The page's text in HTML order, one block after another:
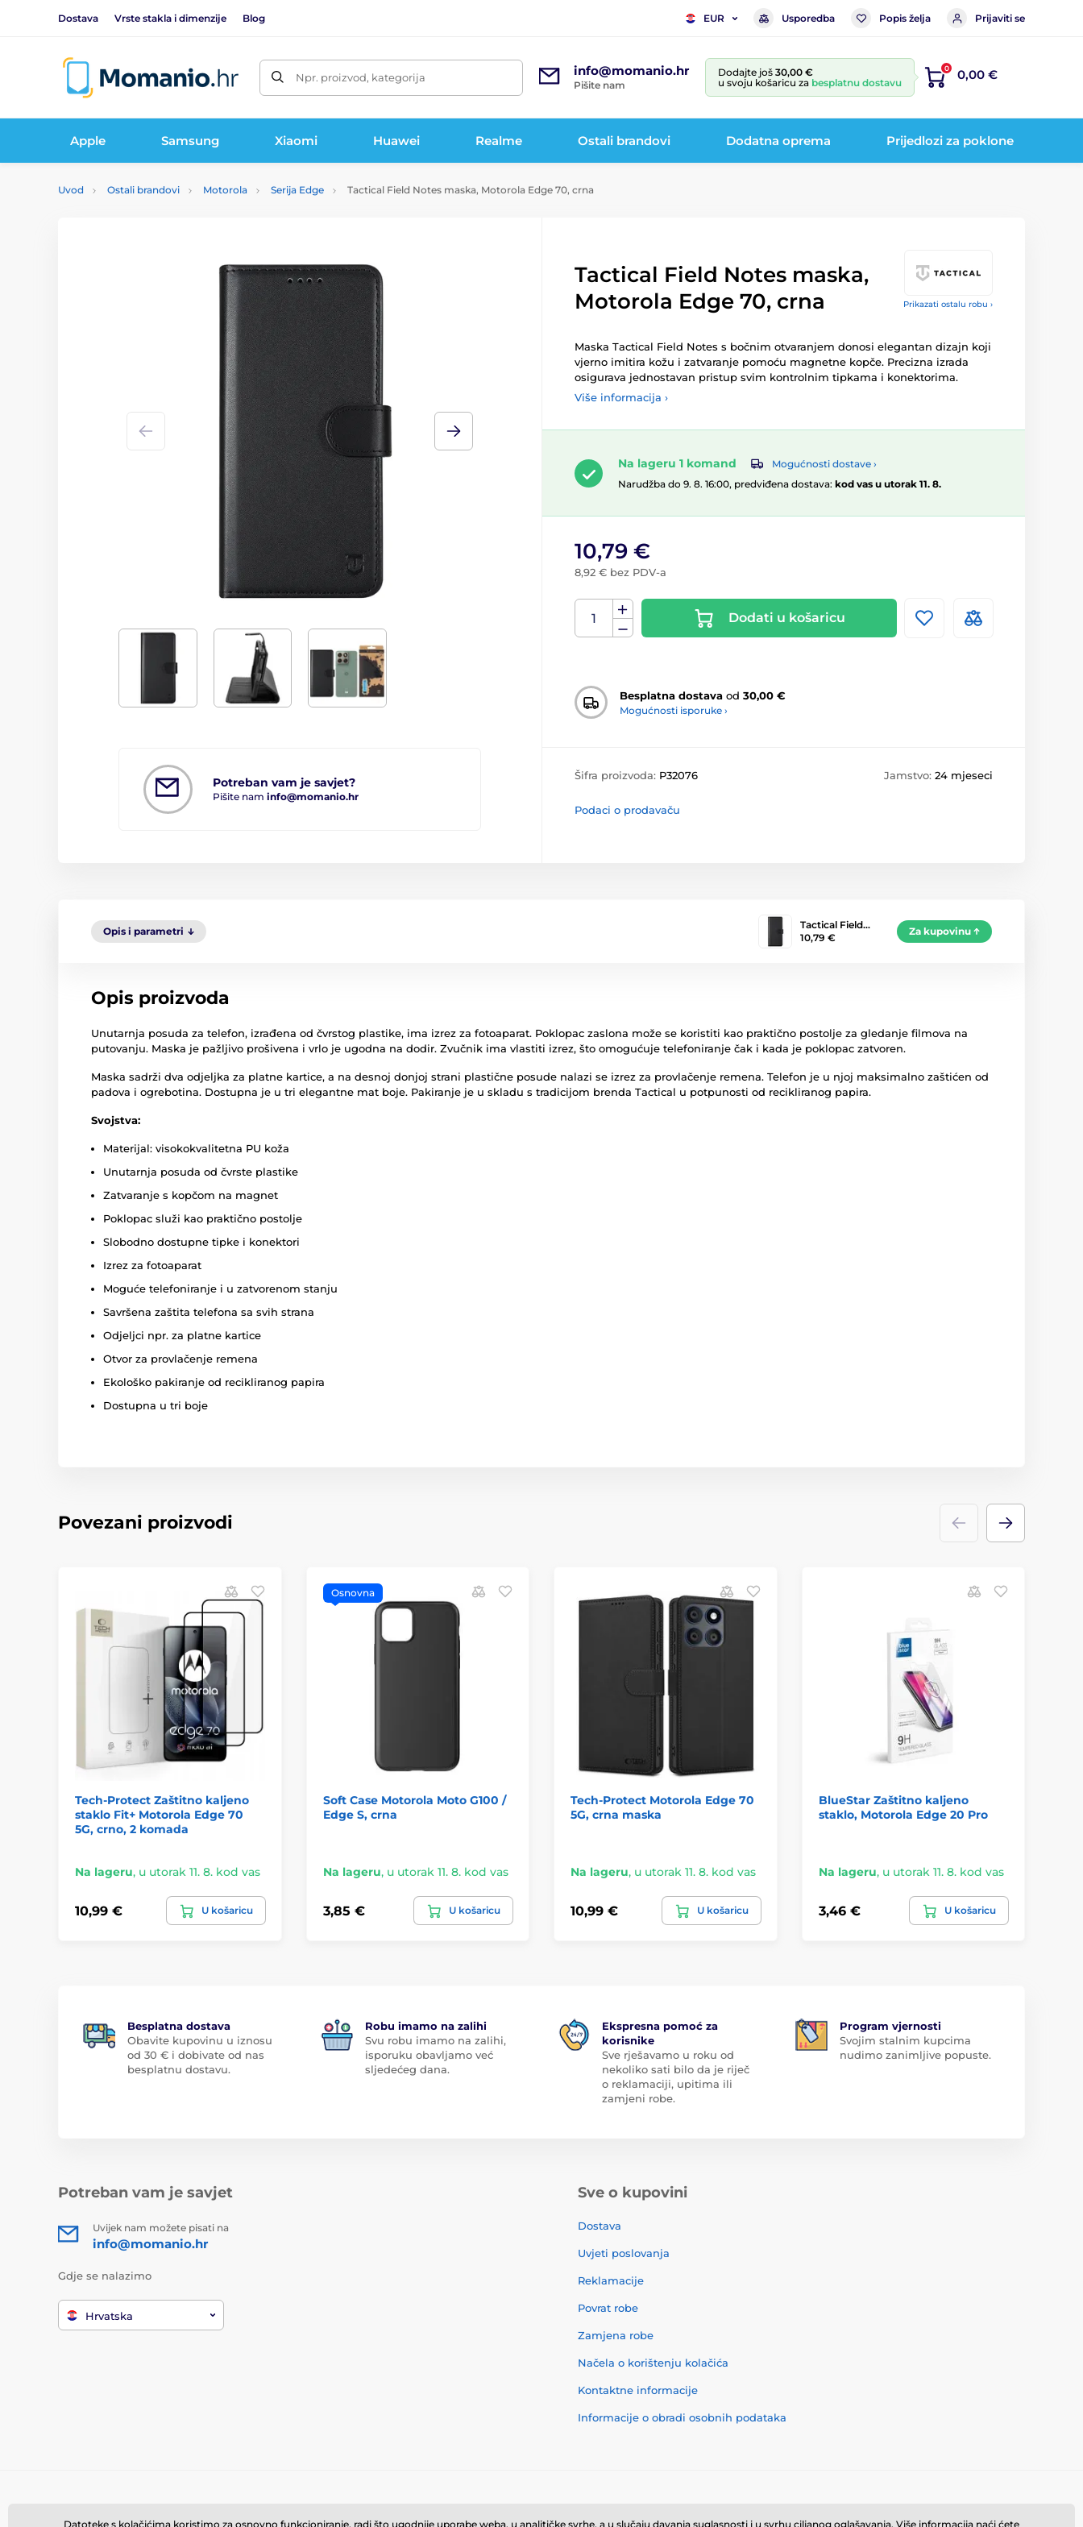
Dostava Vrste stakla i dimenzije Blog EUR Usporedba Popis želja Prijaviti se
Npr. proizvod, kategorija info@momanio.hr
Pišite nam
Dodajte još 30,00 €
u svoju košaricu za besplatnu dostavu
0 0,00 €
Apple Samsung Xiaomi Huawei Realme Ostali brandovi Dodatna oprema Prijedlozi za poklone
Uvod Ostali brandovi Motorola Serija Edge Tactical Field Notes maska, Motorola Edge 70, crna
Prikazati ostalu robu ›
Potreban vam je savjet?
Pišite nam info@momanio.hr
Tactical Field Notes maska,
Motorola Edge 70, crna
Maska Tactical Field Notes s bočnim otvaranjem donosi elegantan dizajn koji
vjerno imitira kožu i zatvaranje pomoću magnetne kopče. Precizna izrada
osigurava jednostavan pristup svim kontrolnim tipkama i konektorima.
Više informacija ›
Na lageru 1 komand
Mogućnosti dostave ›
Narudžba do 9. 8. 16:00, predviđena dostava: kod vas u utorak 11. 8.
10,79 €
8,92 € bez PDV-a
Dodati u košaricu
Besplatna dostava od 30,00 €
Mogućnosti isporuke ›
Šifra proizvoda: P32076 Jamstvo: 24 mjeseci
Podaci o prodavaču
Opis i parametri
Tactical Field…
10,79 €
Za kupovinu
Opis proizvoda
Unutarnja posuda za telefon, izrađena od čvrstog plastike, ima izrez za fotoaparat. Poklopac zaslona može se koristiti kao praktično postolje za gledanje filmova na
putovanju. Maska je pažljivo prošivena i vrlo je ugodna na dodir. Zvučnik ima vlastiti izrez, što omogućuje telefoniranje čak i kada je poklopac zatvoren.
Maska sadrži dva odjeljka za platne kartice, a na desnoj donjoj strani plastične posude nalazi se izrez za provlačenje remena. Telefon je u njoj maksimalno zaštićen od
padova i ogrebotina. Dostupna je u tri elegantne mat boje. Pakiranje je u skladu s tradicijom brenda Tactical u potpunosti od recikliranog papira.
Svojstva:
Materijal: visokokvalitetna PU koža
Unutarnja posuda od čvrste plastike
Zatvaranje s kopčom na magnet
Poklopac služi kao praktično postolje
Slobodno dostupne tipke i konektori
Izrez za fotoaparat
Moguće telefoniranje i u zatvorenom stanju
Savršena zaštita telefona sa svih strana
Odjeljci npr. za platne kartice
Otvor za provlačenje remena
Ekološko pakiranje od recikliranog papira
Dostupna u tri boje
Povezani proizvodi
Tech-Protect Zaštitno kaljeno
staklo Fit+ Motorola Edge 70
5G, crno, 2 komada
Na lageru, u utorak 11. 8. kod vas
10,99 € U košaricu
Osnovna
Soft Case Motorola Moto G100 /
Edge S, crna
Na lageru, u utorak 11. 8. kod vas
3,85 € U košaricu
Tech-Protect Motorola Edge 70
5G, crna maska
Na lageru, u utorak 11. 8. kod vas
10,99 € U košaricu
BlueStar Zaštitno kaljeno
staklo, Motorola Edge 20 Pro
Na lageru, u utorak 11. 8. kod vas
3,46 € U košaricu
Besplatna dostava
Obavite kupovinu u iznosu
od 30 € i dobivate od nas
besplatnu dostavu.
Robu imamo na zalihi
Svu robu imamo na zalihi,
isporuku obavljamo već
sljedećeg dana.
Ekspresna pomoć za
korisnike
Sve rješavamo u roku od
nekoliko sati bilo da je riječ
o reklamaciji, upitima ili
zamjeni robe.
Program vjernosti
Svojim stalnim kupcima
nudimo zanimljive popuste.
Potreban vam je savjet
Uvijek nam možete pisati na
info@momanio.hr
Gdje se nalazimo
Hrvatska
Sve o kupovini
Dostava
Uvjeti poslovanja
Reklamacije
Povrat robe
Zamjena robe
Načela o korištenju kolačića
Kontaktne informacije
Informacije o obradi osobnih podataka
Datoteke s kolačićima koristimo za osnovno funkcioniranje, radi što ugodnije uporabe weba, u analitičke svrhe, a u slučaju davanja suglasnosti i u svrhu ciljanog oglašavanja. Više informacija naći ćete